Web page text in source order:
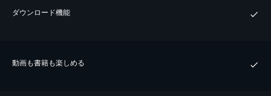
ダウンロード機能
動画も書籍も楽しめる